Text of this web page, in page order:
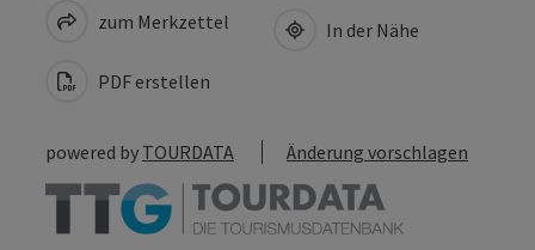
zum Merkzettel
PDF erstellen
In der Nähe
powered by TOURDATA Änderung vorschlagen